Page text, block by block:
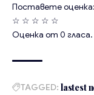
Поставете оценка:
☆ ☆ ☆ ☆ ☆
Оценка от 0 гласа.
TAGGED: lastest